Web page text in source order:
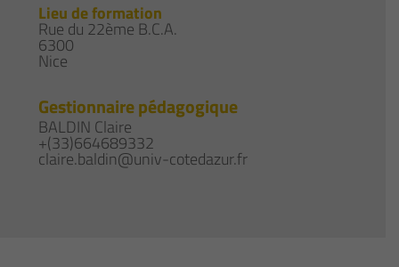
Lieu de formation
Rue du 22ème B.C.A.
6300
Nice
Gestionnaire pédagogique
BALDIN Claire
+(33)664689332
claire.baldin@univ-cotedazur.fr